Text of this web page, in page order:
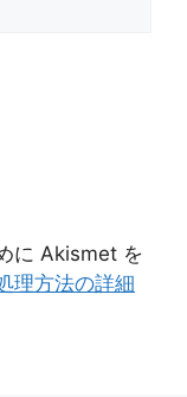
に Akismet を
理方法の詳細